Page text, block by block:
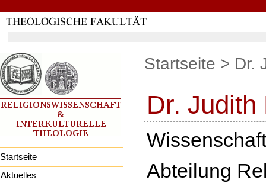
zum
Inhalt
zur
Navigation
Startseite
Aktuelles
Startseite > Dr.
Dr. Judith
Abteilung